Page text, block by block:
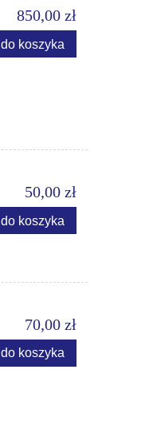
850,00 zł
do koszyka
50,00 zł
do koszyka
70,00 zł
do koszyka